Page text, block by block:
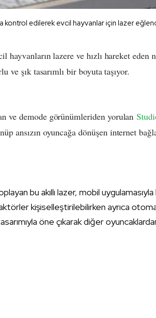
kontrol edilerek evcil hayvanlar için lazer
lazere ve hızlı hareket eden
ve şık tasarımlı bir boyuta taşıyor.
ve demode görünümleriden yorulan
ansızın oyuncağa dönüşen internet
bu akıllı lazer, mobil
kişiselleştirilebilirken ayrıca
öne çıkarak diğer